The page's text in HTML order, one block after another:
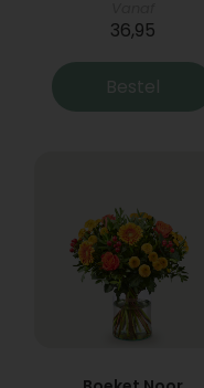
36,95
Bestel